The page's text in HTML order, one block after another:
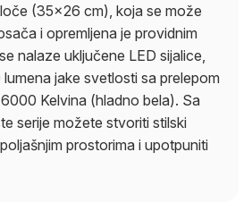
(35×26 cm), koja se može
i opremljena je providnim
nalaze uključene LED sijalice,
jake svetlosti sa prelepom
Kelvina (hladno bela). Sa
serije možete stvoriti stilski
prostorima i upotpuniti